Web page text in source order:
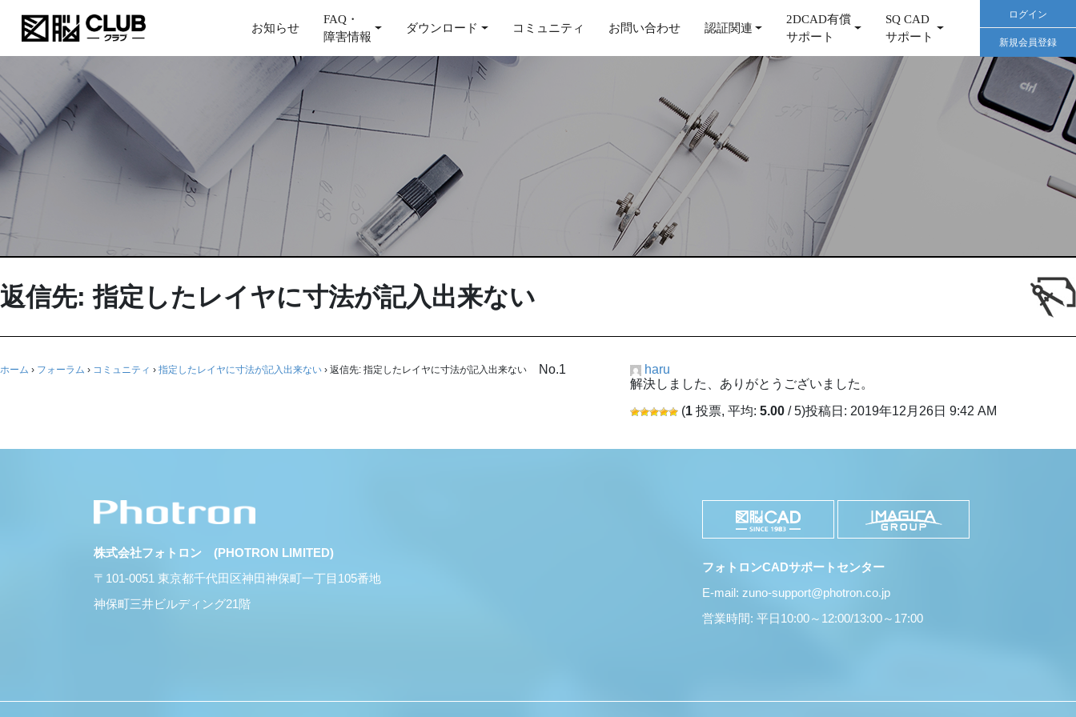
お知らせ
FAQ・
障害情報
ダウンロード コミュニティ お問い合わせ 認証関連
2DCAD有償
サポート
SQ CAD
サポート
ログイン
新規会員登録
返信先: 指定したレイヤに寸法が記入出来ない
ホーム › フォーラム › コミュニティ › 指定したレイヤに寸法が記入出来ない › 返信先: 指定したレイヤに寸法が記入出来ない No.1
haru
解決しました、ありがとうございました。
(1 投票, 平均:5.00 / 5)投稿日: 2019年12月26日 9:42 AM
株式会社フォトロン (PHOTRON LIMITED)
〒101-0051 東京都千代田区神田神保町一丁目105番地
神保町三井ビルディング21階
フォトロンCADサポートセンター
E-mail: zuno-support@photron.co.jp
営業時間: 平日10:00～12:00/13:00～17:00